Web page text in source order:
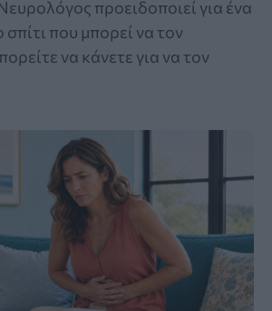
προειδοποιεί για ένα
σπίτι που μπορεί να τον
να κάνετε για να τον